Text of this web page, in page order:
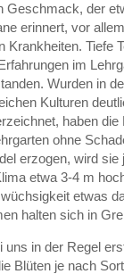
Geschmack, der
erinnert, vor
Krankheiten. Tiefe
im
Wurden in
Kulturen
haben die
ohne
erzogen, wird sie
etwa 3-4 m
etwas
halten sich in
uns in der Regel
Blüten je nach